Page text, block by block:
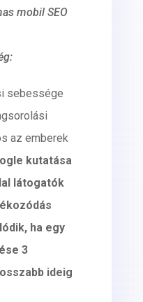
mobil SEO
sebessége
az emberek
kutatása
látogatók
ha egy
3
ideig